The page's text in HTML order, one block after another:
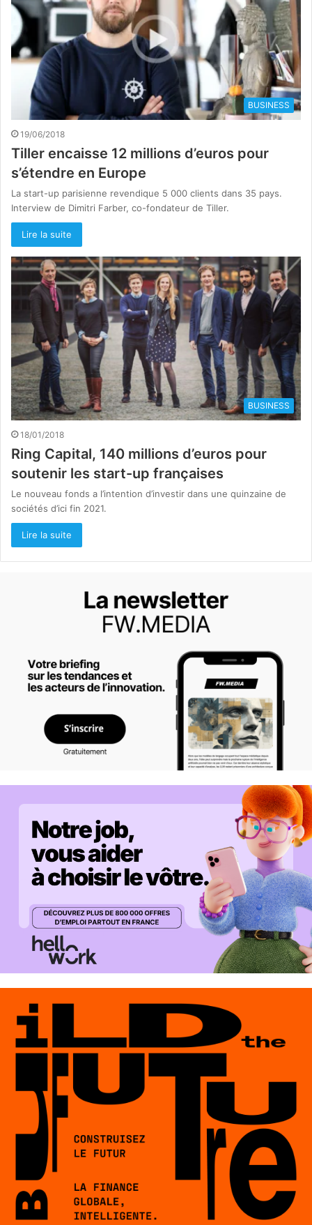
BUSINESS
19/06/2018
Tiller encaisse 12 millions d’euros pour
s’étendre en Europe
La start-up parisienne revendique 5 000 clients dans 35 pays.
Interview de Dimitri Farber, co-fondateur de Tiller.
Lire la suite
BUSINESS
18/01/2018
Ring Capital, 140 millions d’euros pour
soutenir les start-up françaises
Le nouveau fonds a l’intention d’investir dans une quinzaine de
sociétés d’ici fin 2021.
Lire la suite